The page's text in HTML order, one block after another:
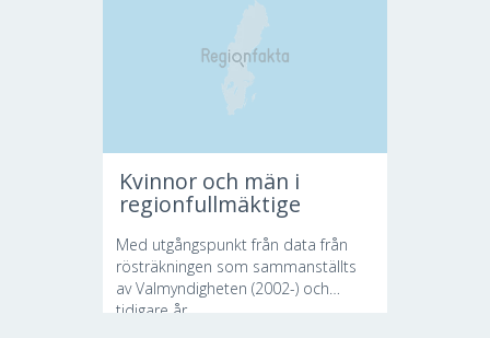
Kvinnor och män i
regionfullmäktige
Med utgångspunkt från data från
rösträkningen som sammanställts
av Valmyndigheten (2002-) och
tidigare år...